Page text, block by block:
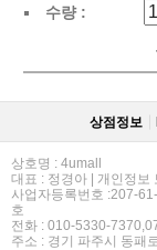
수량 :
상점정보
상호명 : 4umall
대표 : 정경아 | 개인정보
사업자등록번호 :207-
호
전화 : 010-5330-
주소 : 경기 파주시 동패